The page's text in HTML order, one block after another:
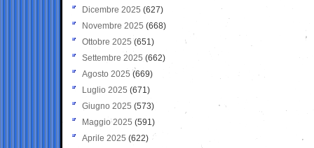
Dicembre 2025 (627)
Novembre 2025 (668)
Ottobre 2025 (651)
Settembre 2025 (662)
Agosto 2025 (669)
Luglio 2025 (671)
Giugno 2025 (573)
Maggio 2025 (591)
Aprile 2025 (622)